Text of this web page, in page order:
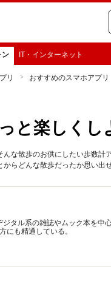
ン IT・インターネット
リ おすすめのスマホアプリ
と楽しくし
な散歩のお供にしたい歩数計
らどんな散歩だったか思い出
タル系の雑誌やムック本を中
にも精通している。